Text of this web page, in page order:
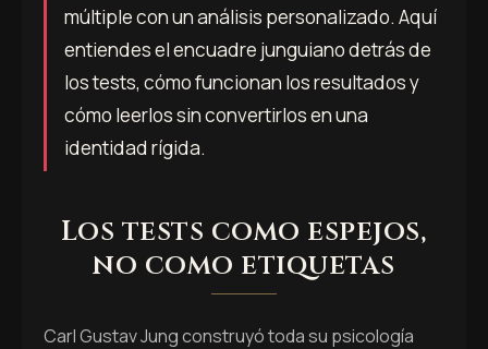
múltiple con un análisis personalizado. Aquí
entiendes el encuadre junguiano detrás de
los tests, cómo funcionan los resultados y
cómo leerlos sin convertirlos en una
identidad rígida.
Los tests como espejos,
no como etiquetas
Carl Gustav Jung construyó toda su psicología